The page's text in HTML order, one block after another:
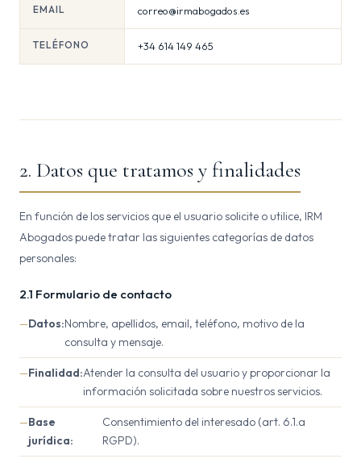
EMAIL correo@irmabogados.es
TELÉFONO +34 614 149 465
2. Datos que tratamos y finalidades
En función de los servicios que el usuario solicite o utilice, IRM
Abogados puede tratar las siguientes categorías de datos
personales:
2.1 Formulario de contacto
Datos:Nombre, apellidos, email, teléfono, motivo de la
consulta y mensaje.
Finalidad:Atender la consulta del usuario y proporcionar la
información solicitada sobre nuestros servicios.
Base
jurídica:
Consentimiento del interesado (art. 6.1.a
RGPD).